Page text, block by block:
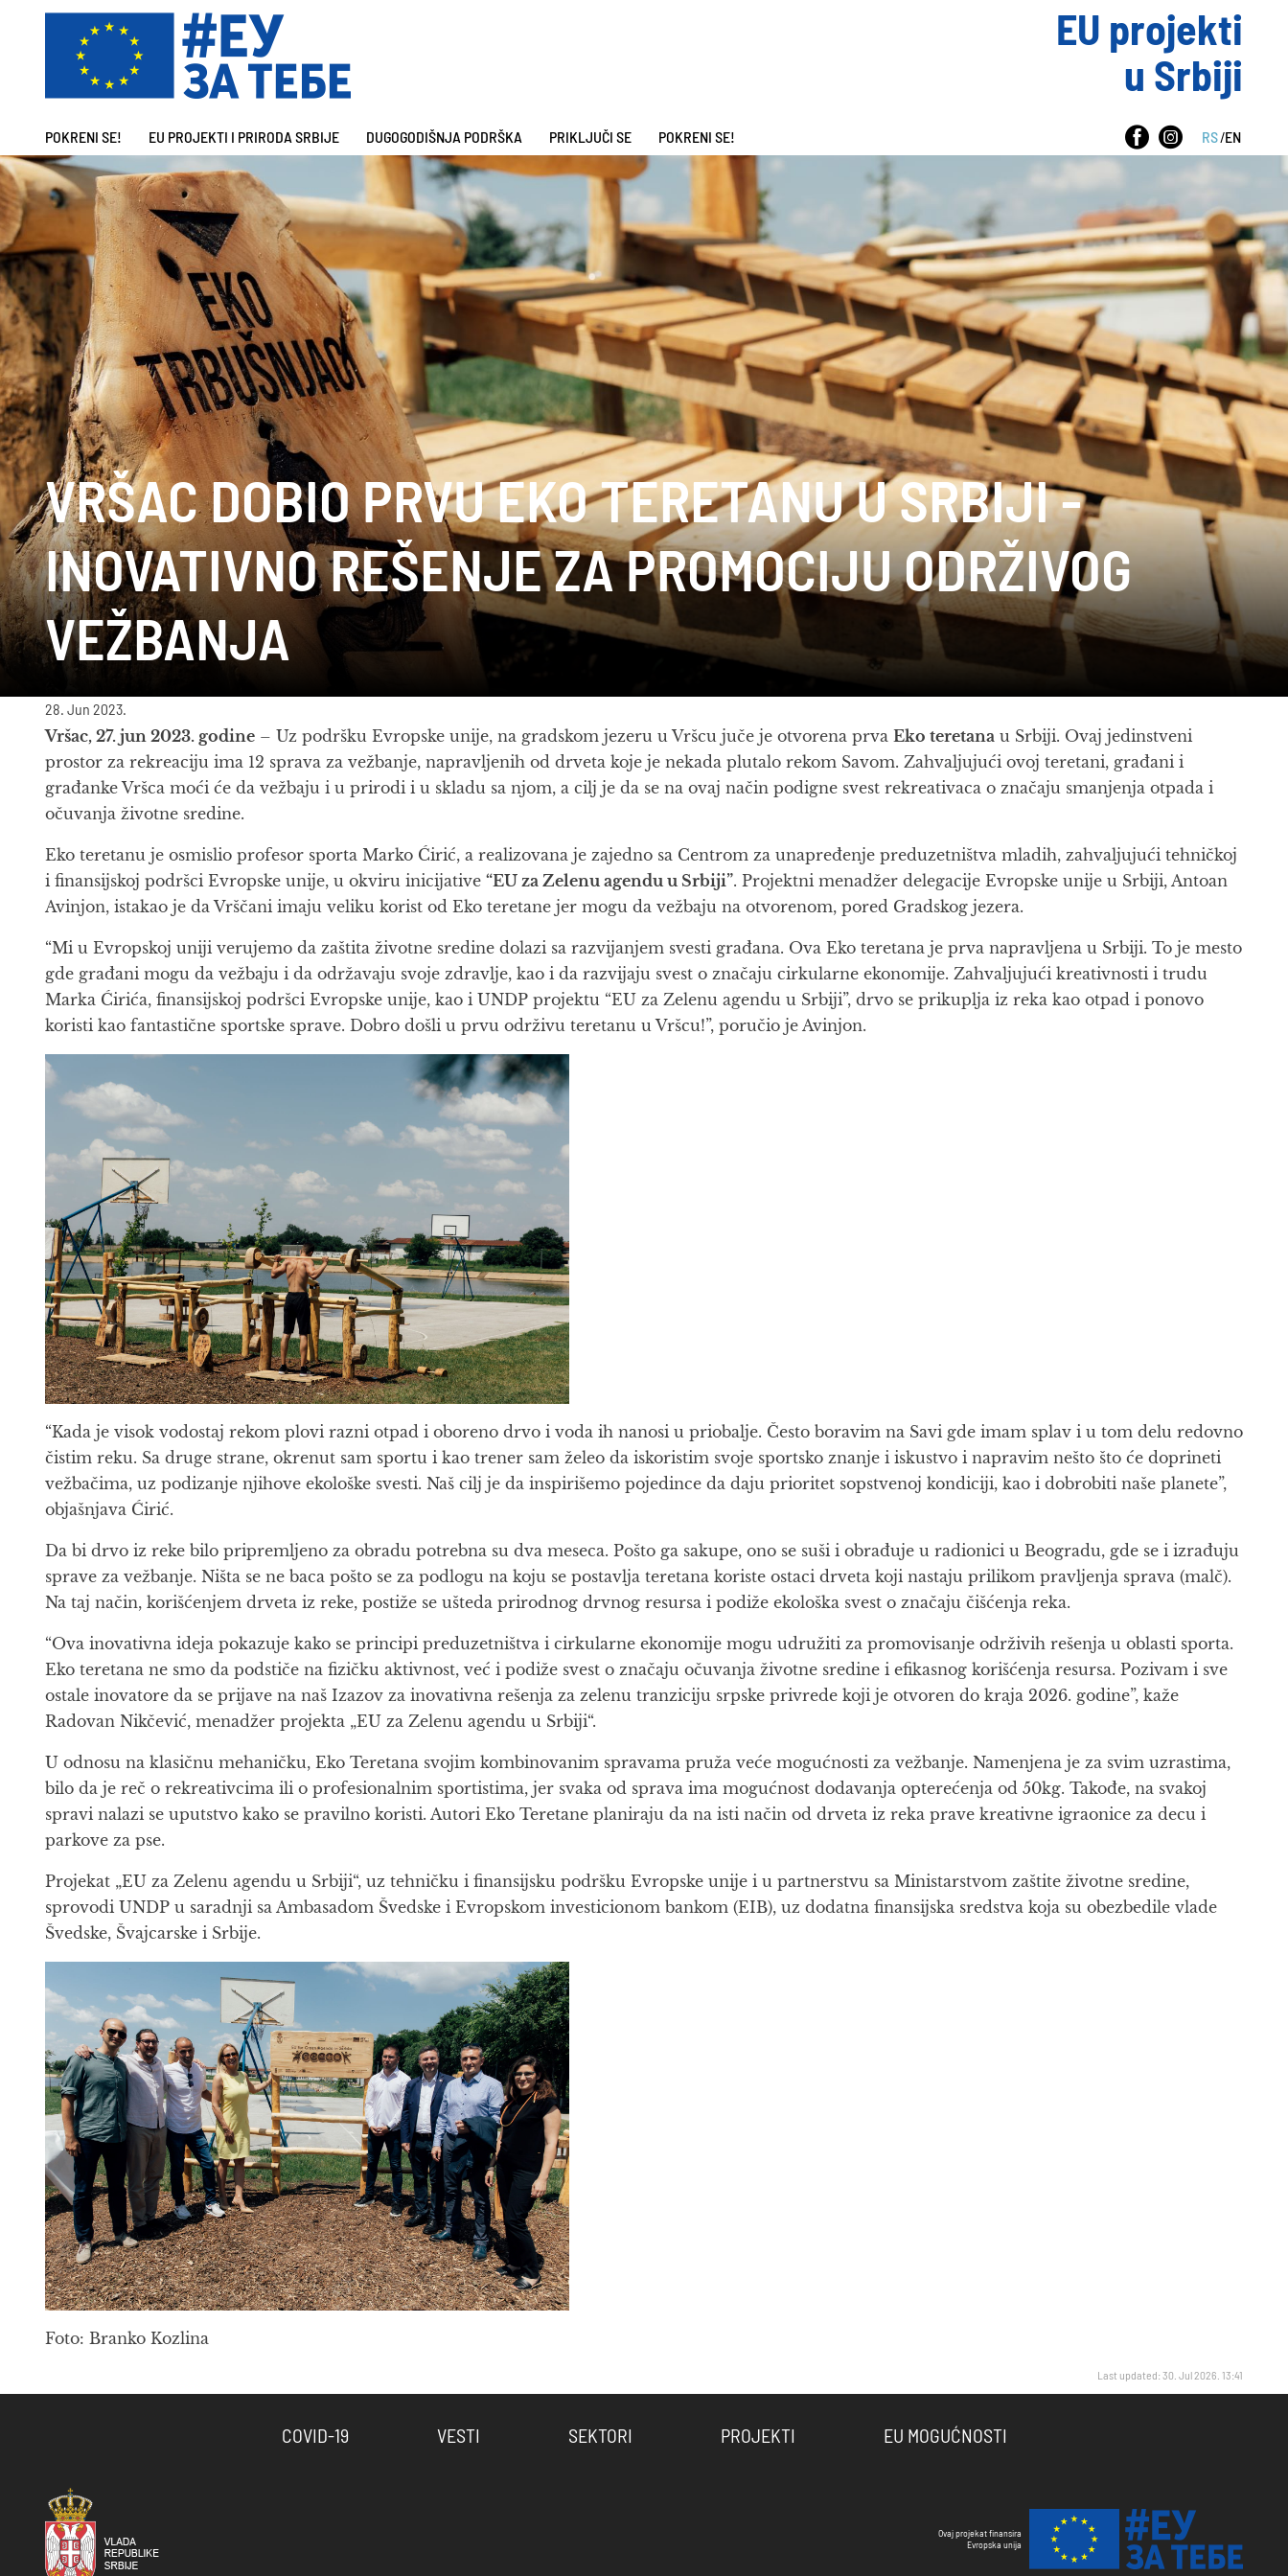
EU projekti
u Srbiji
POKRENI SE! EU PROJEKTI I PRIRODA SRBIJE DUGOGODIŠNJA PODRŠKA PRIKLJUČI SE POKRENI SE! RS/EN
VRŠAC DOBIO PRVU EKO TERETANU U SRBIJI -
INOVATIVNO REŠENJE ZA PROMOCIJU ODRŽIVOG
VEŽBANJA
28. Jun 2023.
Vršac, 27. jun 2023. godine – Uz podršku Evropske unije, na gradskom jezeru u Vršcu juče je otvorena prva Eko teretana u Srbiji. Ovaj jedinstveni
prostor za rekreaciju ima 12 sprava za vežbanje, napravljenih od drveta koje je nekada plutalo rekom Savom. Zahvaljujući ovoj teretani, građani i
građanke Vršca moći će da vežbaju i u prirodi i u skladu sa njom, a cilj je da se na ovaj način podigne svest rekreativaca o značaju smanjenja otpada i
očuvanja životne sredine.
Eko teretanu je osmislio profesor sporta Marko Ćirić, a realizovana je zajedno sa Centrom za unapređenje preduzetništva mladih, zahvaljujući tehničkoj
i finansijskoj podršci Evropske unije, u okviru inicijative “EU za Zelenu agendu u Srbiji”. Projektni menadžer delegacije Evropske unije u Srbiji, Antoan
Avinjon, istakao je da Vrščani imaju veliku korist od Eko teretane jer mogu da vežbaju na otvorenom, pored Gradskog jezera.
“Mi u Evropskoj uniji verujemo da zaštita životne sredine dolazi sa razvijanjem svesti građana. Ova Eko teretana je prva napravljena u Srbiji. To je mesto
gde građani mogu da vežbaju i da održavaju svoje zdravlje, kao i da razvijaju svest o značaju cirkularne ekonomije. Zahvaljujući kreativnosti i trudu
Marka Ćirića, finansijskoj podršci Evropske unije, kao i UNDP projektu “EU za Zelenu agendu u Srbiji”, drvo se prikuplja iz reka kao otpad i ponovo
koristi kao fantastične sportske sprave. Dobro došli u prvu održivu teretanu u Vršcu!”, poručio je Avinjon.
“Kada je visok vodostaj rekom plovi razni otpad i oboreno drvo i voda ih nanosi u priobalje. Često boravim na Savi gde imam splav i u tom delu redovno
čistim reku. Sa druge strane, okrenut sam sportu i kao trener sam želeo da iskoristim svoje sportsko znanje i iskustvo i napravim nešto što će doprineti
vežbačima, uz podizanje njihove ekološke svesti. Naš cilj je da inspirišemo pojedince da daju prioritet sopstvenoj kondiciji, kao i dobrobiti naše planete”,
objašnjava Ćirić.
Da bi drvo iz reke bilo pripremljeno za obradu potrebna su dva meseca. Pošto ga sakupe, ono se suši i obrađuje u radionici u Beogradu, gde se i izrađuju
sprave za vežbanje. Ništa se ne baca pošto se za podlogu na koju se postavlja teretana koriste ostaci drveta koji nastaju prilikom pravljenja sprava (malč).
Na taj način, korišćenjem drveta iz reke, postiže se ušteda prirodnog drvnog resursa i podiže ekološka svest o značaju čišćenja reka.
“Ova inovativna ideja pokazuje kako se principi preduzetništva i cirkularne ekonomije mogu udružiti za promovisanje održivih rešenja u oblasti sporta.
Eko teretana ne smo da podstiče na fizičku aktivnost, već i podiže svest o značaju očuvanja životne sredine i efikasnog korišćenja resursa. Pozivam i sve
ostale inovatore da se prijave na naš Izazov za inovativna rešenja za zelenu tranziciju srpske privrede koji je otvoren do kraja 2026. godine”, kaže
Radovan Nikčević, menadžer projekta „EU za Zelenu agendu u Srbiji“.
U odnosu na klasičnu mehaničku, Eko Teretana svojim kombinovanim spravama pruža veće mogućnosti za vežbanje. Namenjena je za svim uzrastima,
bilo da je reč o rekreativcima ili o profesionalnim sportistima, jer svaka od sprava ima mogućnost dodavanja opterećenja od 50kg. Takođe, na svakoj
spravi nalazi se uputstvo kako se pravilno koristi. Autori Eko Teretane planiraju da na isti način od drveta iz reka prave kreativne igraonice za decu i
parkove za pse.
Projekat „EU za Zelenu agendu u Srbiji“, uz tehničku i finansijsku podršku Evropske unije i u partnerstvu sa Ministarstvom zaštite životne sredine,
sprovodi UNDP u saradnji sa Ambasadom Švedske i Evropskom investicionom bankom (EIB), uz dodatna finansijska sredstva koja su obezbedile vlade
Švedske, Švajcarske i Srbije.
Foto: Branko Kozlina
Last updated: 30. Jul 2026. 13:41
COVID-19 VESTI SEKTORI PROJEKTI EU MOGUĆNOSTI
Ovaj projekat finansira
Evropska unija